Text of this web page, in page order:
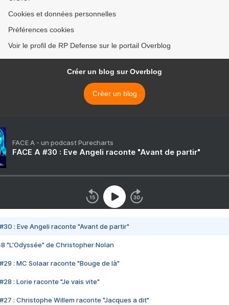
Cookies et données personnelles
Préférences cookies
Voir le profil de RP Defense sur le portail Overblog
Créer un blog sur Overblog
Créer un blog
FACE A - un podcast Purecharts
FACE A #30 : Eve Angeli raconte "Avant de partir"
#30 : Eve Angeli raconte "Avant de partir"
"L'Odyssée" de Christopher Nolan
#29 : MC Solaar raconte "Bouge de là"
#28 : Lorie raconte "Je vais vite"
#27 : Christophe Willem raconte "Jacques a dit"